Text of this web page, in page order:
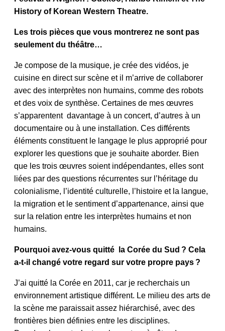
History of Korean Western Theatre.
Les trois pièces que vous montrerez ne sont pas
seulement du théâtre…
Je compose de la musique, je crée des vidéos, je
cuisine en direct sur scène et il m’arrive de collaborer
avec des interprètes non humains, comme des robots
et des voix de synthèse. Certaines de mes œuvres
s’apparentent davantage à un concert, d’autres à un
documentaire ou à une installation. Ces différents
éléments constituent le langage le plus approprié pour
explorer les questions que je souhaite aborder. Bien
que les trois œuvres soient indépendantes, elles sont
liées par des questions récurrentes sur l’héritage du
colonialisme, l’identité culturelle, l’histoire et la langue,
la migration et le sentiment d’appartenance, ainsi que
sur la relation entre les interprètes humains et non
humains.
Pourquoi avez-vous quitté la Corée du Sud ? Cela
a-t-il changé votre regard sur votre propre pays ?
J’ai quitté la Corée en 2011, car je recherchais un
environnement artistique différent. Le milieu des arts de
la scène me paraissait assez hiérarchisé, avec des
frontières bien définies entre les disciplines.